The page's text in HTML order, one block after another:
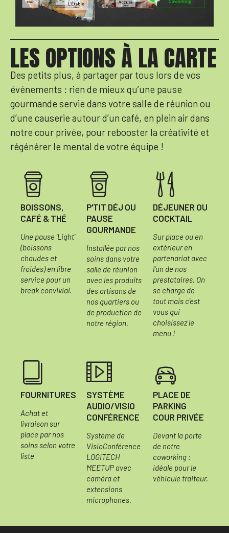
LES OPTIONS À LA CARTE
Des petits plus, à partager par tous lors de vos
événements : rien de mieux qu’une pause
gourmande servie dans votre salle de réunion ou
d’une causerie autour d’un café, en plein air dans
notre cour privée, pour rebooster la créativité et
régénérer le mental de votre équipe !
BOISSONS,
CAFÉ & THÉ
Une pause 'Light'
(boissons
chaudes et
froides) en libre
service pour un
break convivial.
P'TIT DÉJ OU
PAUSE
GOURMANDE
Installée par nos
soins dans votre
salle de réunion
avec les produits
des artisans de
nos quartiers ou
de production de
notre région.
DÉJEUNER OU
COCKTAIL
Sur place ou en
extérieur en
partenariat avec
l'un de nos
prestataires. On
se charge de
tout mais c'est
vous qui
choisissez le
menu !
FOURNITURES
Achat et
livraison sur
place par nos
soins selon votre
liste
SYSTÈME
AUDIO/VISIO
CONFÉRENCE
Système de
VisioConférence
LOGITECH
MEETUP avec
caméra et
extensions
microphones.
PLACE DE
PARKING
COUR PRIVÉE
Devant la porte
de notre
coworking :
idéale pour le
véhicule traiteur.